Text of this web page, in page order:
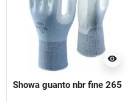
visibility
Showa guanto nbr fine 265